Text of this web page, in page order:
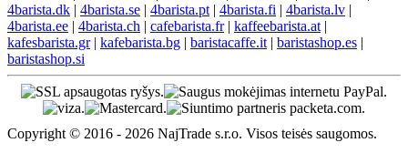
4barista.dk | 4barista.se | 4barista.pt | 4barista.fi | 4barista.lv |
4barista.ee | 4barista.ch | cafebarista.fr| kaffeebarista.at |
kafesbarista.gr| kafebarista.bg | baristacaffe.it | baristashop.es |
baristashop.si
Copyright © 2016 - 2026 NajTrade s.r.o. Visos teisės saugomos.